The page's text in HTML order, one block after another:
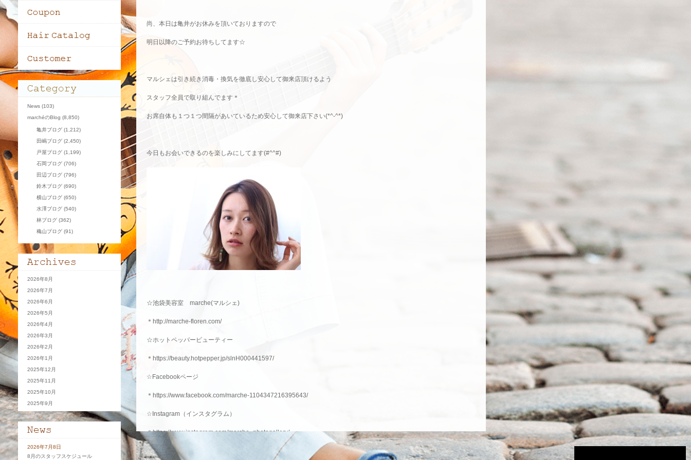
尚、本日は亀井がお休みを頂いておりますので
明日以降のご予約お待ちしてます☆
マルシェは引き続き消毒・換気を徹底し安心して御来店頂けるよう
スタッフ全員で取り組んでます＊
お席自体も１つ１つ間隔があいているため安心して御来店下さい(*^-^*)
今日もお会いできるのを楽しみにしてます(#^^#)
☆池袋美容室 marche(マルシェ)
＊ http://marche-floren.com/
☆ホットペッパービューティー
＊ https://beauty.hotpepper.jp/slnH000441597/
☆Facebookページ
＊https://www.facebook.com/marche-1104347216395643/
☆Instagram（インスタグラム）
＊https://www.instagram.com/marche_photogallery/
☆サロンへの口コミ
News (103)
marchéのBlog (8,850)
亀井ブログ (1,212)
田嶋ブログ (2,450)
戸屋ブログ (1,199)
石岡ブログ (706)
田辺ブログ (796)
鈴木ブログ (690)
横山ブログ (650)
水澤ブログ (540)
林ブログ (362)
穐山ブログ (91)
2026年8月
2026年7月
2026年6月
2026年5月
2026年4月
2026年3月
2026年2月
2026年1月
2025年12月
2025年11月
2025年10月
2025年9月
2026年7月8日
8月のスタッフスケジュール